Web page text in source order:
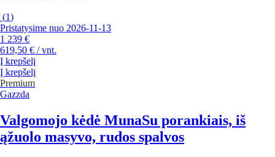
(1)
Pristatysime nuo 2026‑11‑13
1 239 €
619,50 € / vnt.
Į krepšelį
Į krepšelį
Premium
Gazzda
Valgomojo kėdė MunaSu porankiais, iš
ąžuolo masyvo, rudos spalvos